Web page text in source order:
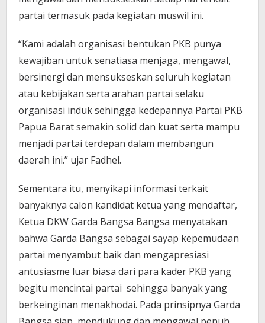
partai termasuk pada kegiatan muswil ini.
“Kami adalah organisasi bentukan PKB punya
kewajiban untuk senatiasa menjaga, mengawal,
bersinergi dan mensukseskan seluruh kegiatan
atau kebijakan serta arahan partai selaku
organisasi induk sehingga kedepannya Partai PKB
Papua Barat semakin solid dan kuat serta mampu
menjadi partai terdepan dalam membangun
daerah ini.” ujar Fadhel.
Sementara itu, menyikapi informasi terkait
banyaknya calon kandidat ketua yang mendaftar,
Ketua DKW Garda Bangsa Bangsa menyatakan
bahwa Garda Bangsa sebagai sayap kepemudaan
partai menyambut baik dan mengapresiasi
antusiasme luar biasa dari para kader PKB yang
begitu mencintai partai sehingga banyak yang
berkeinginan menakhodai. Pada prinsipnya Garda